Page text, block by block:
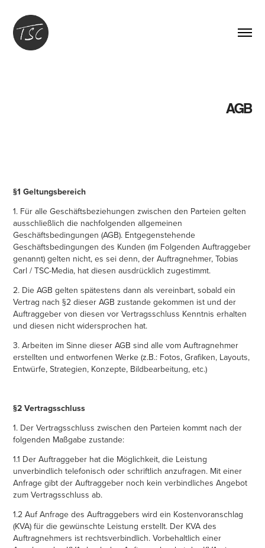
AGB
§1 Geltungsbereich
1. Für alle Geschäftsbeziehungen zwischen den Parteien gelten
ausschließlich die nachfolgenden allgemeinen
Geschäftsbedingungen (AGB). Entgegenstehende
Geschäftsbedingungen des Kunden (im Folgenden Auftraggeber
genannt) gelten nicht, es sei denn, der Auftragnehmer, Tobias
Carl / TSC-Media, hat diesen ausdrücklich zugestimmt.
2. Die AGB gelten spätestens dann als vereinbart, sobald ein
Vertrag nach §2 dieser AGB zustande gekommen ist und der
Auftraggeber von diesen vor Vertragsschluss Kenntnis erhalten
und diesen nicht widersprochen hat.
3. Arbeiten im Sinne dieser AGB sind alle vom Auftragnehmer
erstellten und entworfenen Werke (z.B.: Fotos, Grafiken, Layouts,
Entwürfe, Strategien, Konzepte, Bildbearbeitung, etc.)
§2 Vertragsschluss
1. Der Vertragsschluss zwischen den Parteien kommt nach der
folgenden Maßgabe zustande:
1.1 Der Auftraggeber hat die Möglichkeit, die Leistung
unverbindlich telefonisch oder schriftlich anzufragen. Mit einer
Anfrage gibt der Auftraggeber noch kein verbindliches Angebot
zum Vertragsschluss ab.
1.2 Auf Anfrage des Auftraggebers wird ein Kostenvoranschlag
(KVA) für die gewünschte Leistung erstellt. Der KVA des
Auftragnehmers ist rechtsverbindlich. Vorbehaltlich einer